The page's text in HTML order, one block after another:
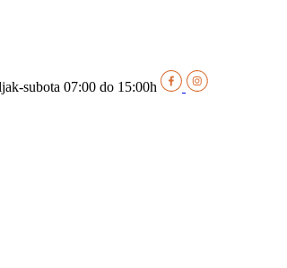
subota 07:00 do 15:00h